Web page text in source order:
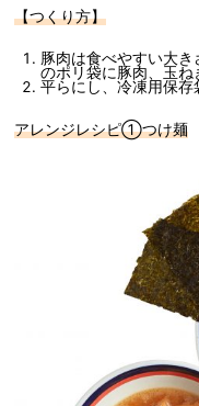
【つくり方】
豚肉は食べやすい大
のポリ袋に豚肉、玉ね
平らにし、冷凍用保存
アレンジレシピ①つけ麺